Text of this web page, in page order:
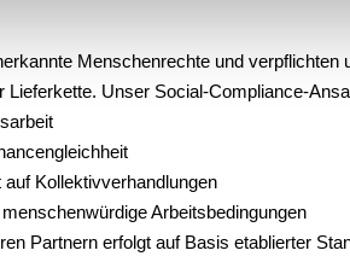
Menschenrechte und verpflichten
Lieferkette. Unser Social-Compliance-
Kollektivverhandlungen
Arbeitsbedingungen
Partnern erfolgt auf Basis etablierter